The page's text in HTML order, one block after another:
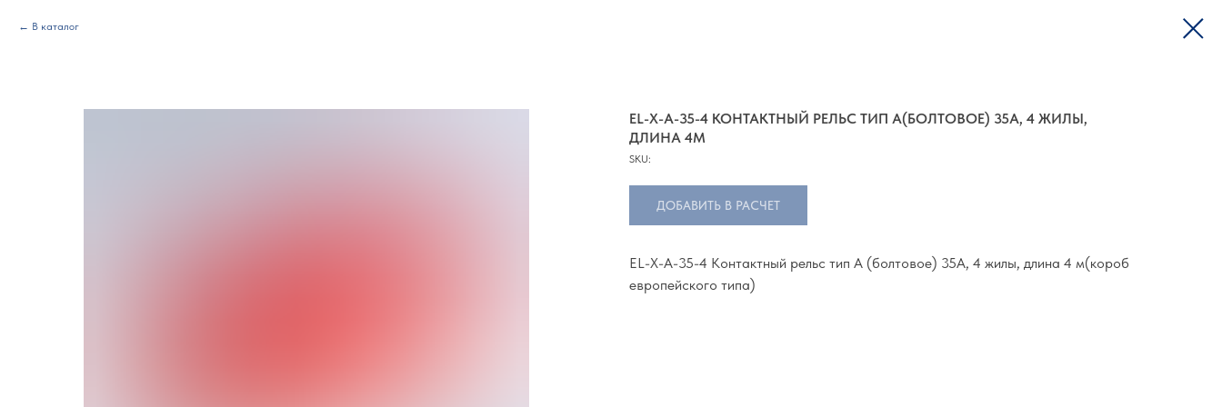
В каталог
EL-X-A-35-4 КОНТАКТНЫЙ РЕЛЬС ТИП А(БОЛТОВОЕ) 35А, 4 ЖИЛЫ,
ДЛИНА 4М
SKU:
ДОБАВИТЬ В РАСЧЕТ
EL-X-A-35-4 Контактный рельс тип A (болтовое) 35A, 4 жилы, длина 4 м(короб
европейского типа)